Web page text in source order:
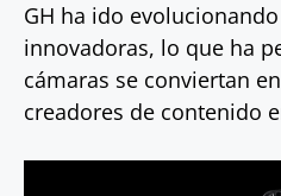
GH ha ido
innovadoras, lo que ha
cámaras se conviertan
creadores de contenido